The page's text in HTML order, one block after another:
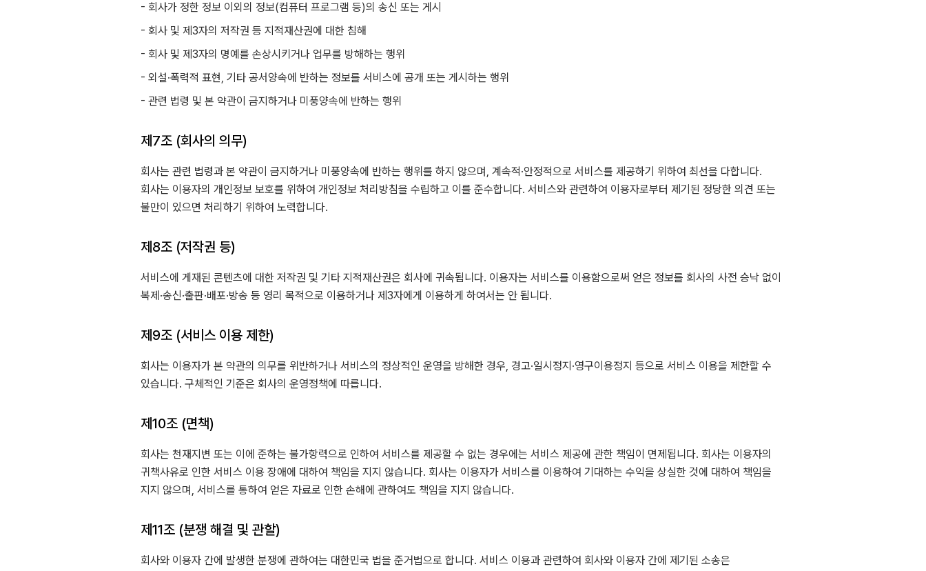
- 회사가 정한 정보 이외의 정보(컴퓨터 프로그램 등)의 송신 또는 게시
- 회사 및 제3자의 저작권 등 지적재산권에 대한 침해
- 회사 및 제3자의 명예를 손상시키거나 업무를 방해하는 행위
- 외설·폭력적 표현, 기타 공서양속에 반하는 정보를 서비스에 공개 또는 게시하는 행위
- 관련 법령 및 본 약관이 금지하거나 미풍양속에 반하는 행위
제7조 (회사의 의무)
회사는 관련 법령과 본 약관이 금지하거나 미풍양속에 반하는 행위를 하지 않으며, 계속적·안정적으로 서비스를 제공하기 위하여 최선을 다합니다.
회사는 이용자의 개인정보 보호를 위하여 개인정보 처리방침을 수립하고 이를 준수합니다. 서비스와 관련하여 이용자로부터 제기된 정당한 의견 또는
불만이 있으면 처리하기 위하여 노력합니다.
제8조 (저작권 등)
서비스에 게재된 콘텐츠에 대한 저작권 및 기타 지적재산권은 회사에 귀속됩니다. 이용자는 서비스를 이용함으로써 얻은 정보를 회사의 사전 승낙 없이
복제·송신·출판·배포·방송 등 영리 목적으로 이용하거나 제3자에게 이용하게 하여서는 안 됩니다.
제9조 (서비스 이용 제한)
회사는 이용자가 본 약관의 의무를 위반하거나 서비스의 정상적인 운영을 방해한 경우, 경고·일시정지·영구이용정지 등으로 서비스 이용을 제한할 수
있습니다. 구체적인 기준은 회사의 운영정책에 따릅니다.
제10조 (면책)
회사는 천재지변 또는 이에 준하는 불가항력으로 인하여 서비스를 제공할 수 없는 경우에는 서비스 제공에 관한 책임이 면제됩니다. 회사는 이용자의
귀책사유로 인한 서비스 이용 장애에 대하여 책임을 지지 않습니다. 회사는 이용자가 서비스를 이용하여 기대하는 수익을 상실한 것에 대하여 책임을
지지 않으며, 서비스를 통하여 얻은 자료로 인한 손해에 관하여도 책임을 지지 않습니다.
제11조 (분쟁 해결 및 관할)
회사와 이용자 간에 발생한 분쟁에 관하여는 대한민국 법을 준거법으로 합니다. 서비스 이용과 관련하여 회사와 이용자 간에 제기된 소송은